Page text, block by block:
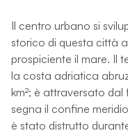
Il centro urbano si
storico di questa città
prospiciente il mare. Il
la costa adriatica
km²; è attraversato
segna il confine
è stato distrutto